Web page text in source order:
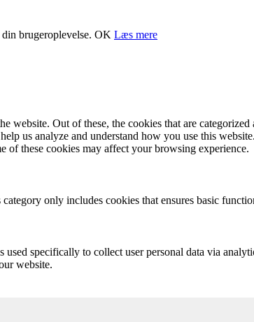
brugeroplevelse. OK Læs mere
Out of these, the cookies that are categorized
us analyze and understand how you use this
of these cookies may affect your browsing experience.
only includes cookies that ensures basic
specifically to collect user personal data via
website.